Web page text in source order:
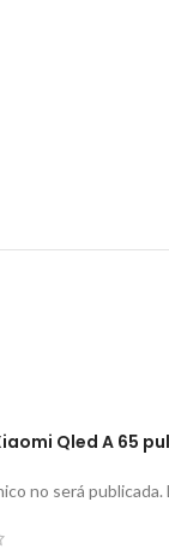
Qled A 65
no será publicada.